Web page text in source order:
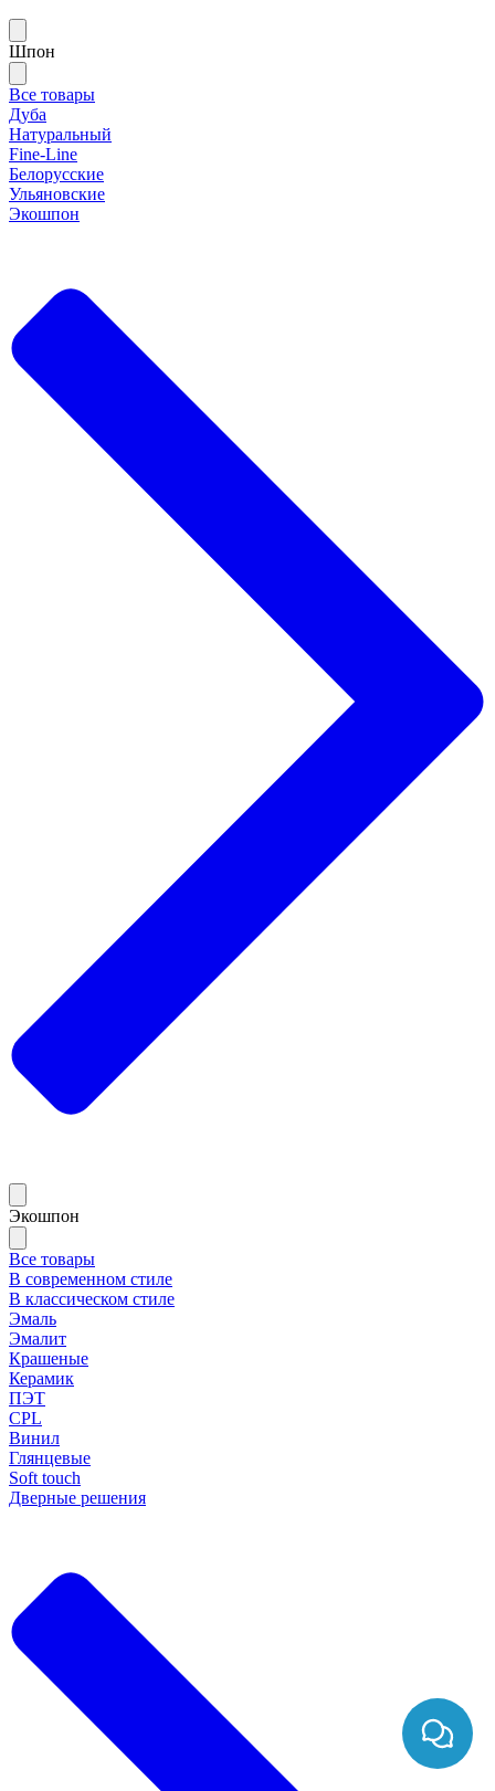
Шпон
Все товары
Дуба
Натуральный
Fine-Line
Белорусские
Ульяновские
Экошпон
Экошпон
Все товары
В современном стиле
В классическом стиле
Эмаль
Эмалит
Крашеные
Керамик
ПЭТ
CPL
Винил
Глянцевые
Soft touch
Дверные решения